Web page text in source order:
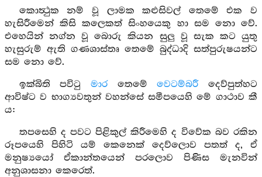
කොත්‍ථුක නම් වූ ලාමක කළුසිවල් තෙමේ එක ව
හැසිරීමෙන් කිසි කලෙකත් සිංහයෙකු හා සම නො වේ.
එහෙයින් නග්න වූ බොරු කියන සුලු වූ සැක කට යුතු
හැසුරුම් ඇති ගණශාස්තෘ තෙමේ බුද්ධාදි සත්පුරුෂයන්ට
සම නො වේ.
ඉක්බිති පවිටු මාරතෙමේවෙටම්බරීදෙව්පුත්හට
ආවිෂ්ට ව භාග්‍යවතුන් වහන්සේ සමීපයෙහි මේ ගාථාව කී
ය:
තපසෙහි ද පවට පිළිකුල් කිරීමෙහි ද විවේක බව රකින
රූපයෙහි පිහිටි යම් කෙනෙක් දෙව්ලොව පතත් ද, ඒ
මනුෂ්‍යයෝ ඒකාන්තයෙන් පරලොව පිණිස මැනවින්
අනුශාසනා කෙරෙත්.